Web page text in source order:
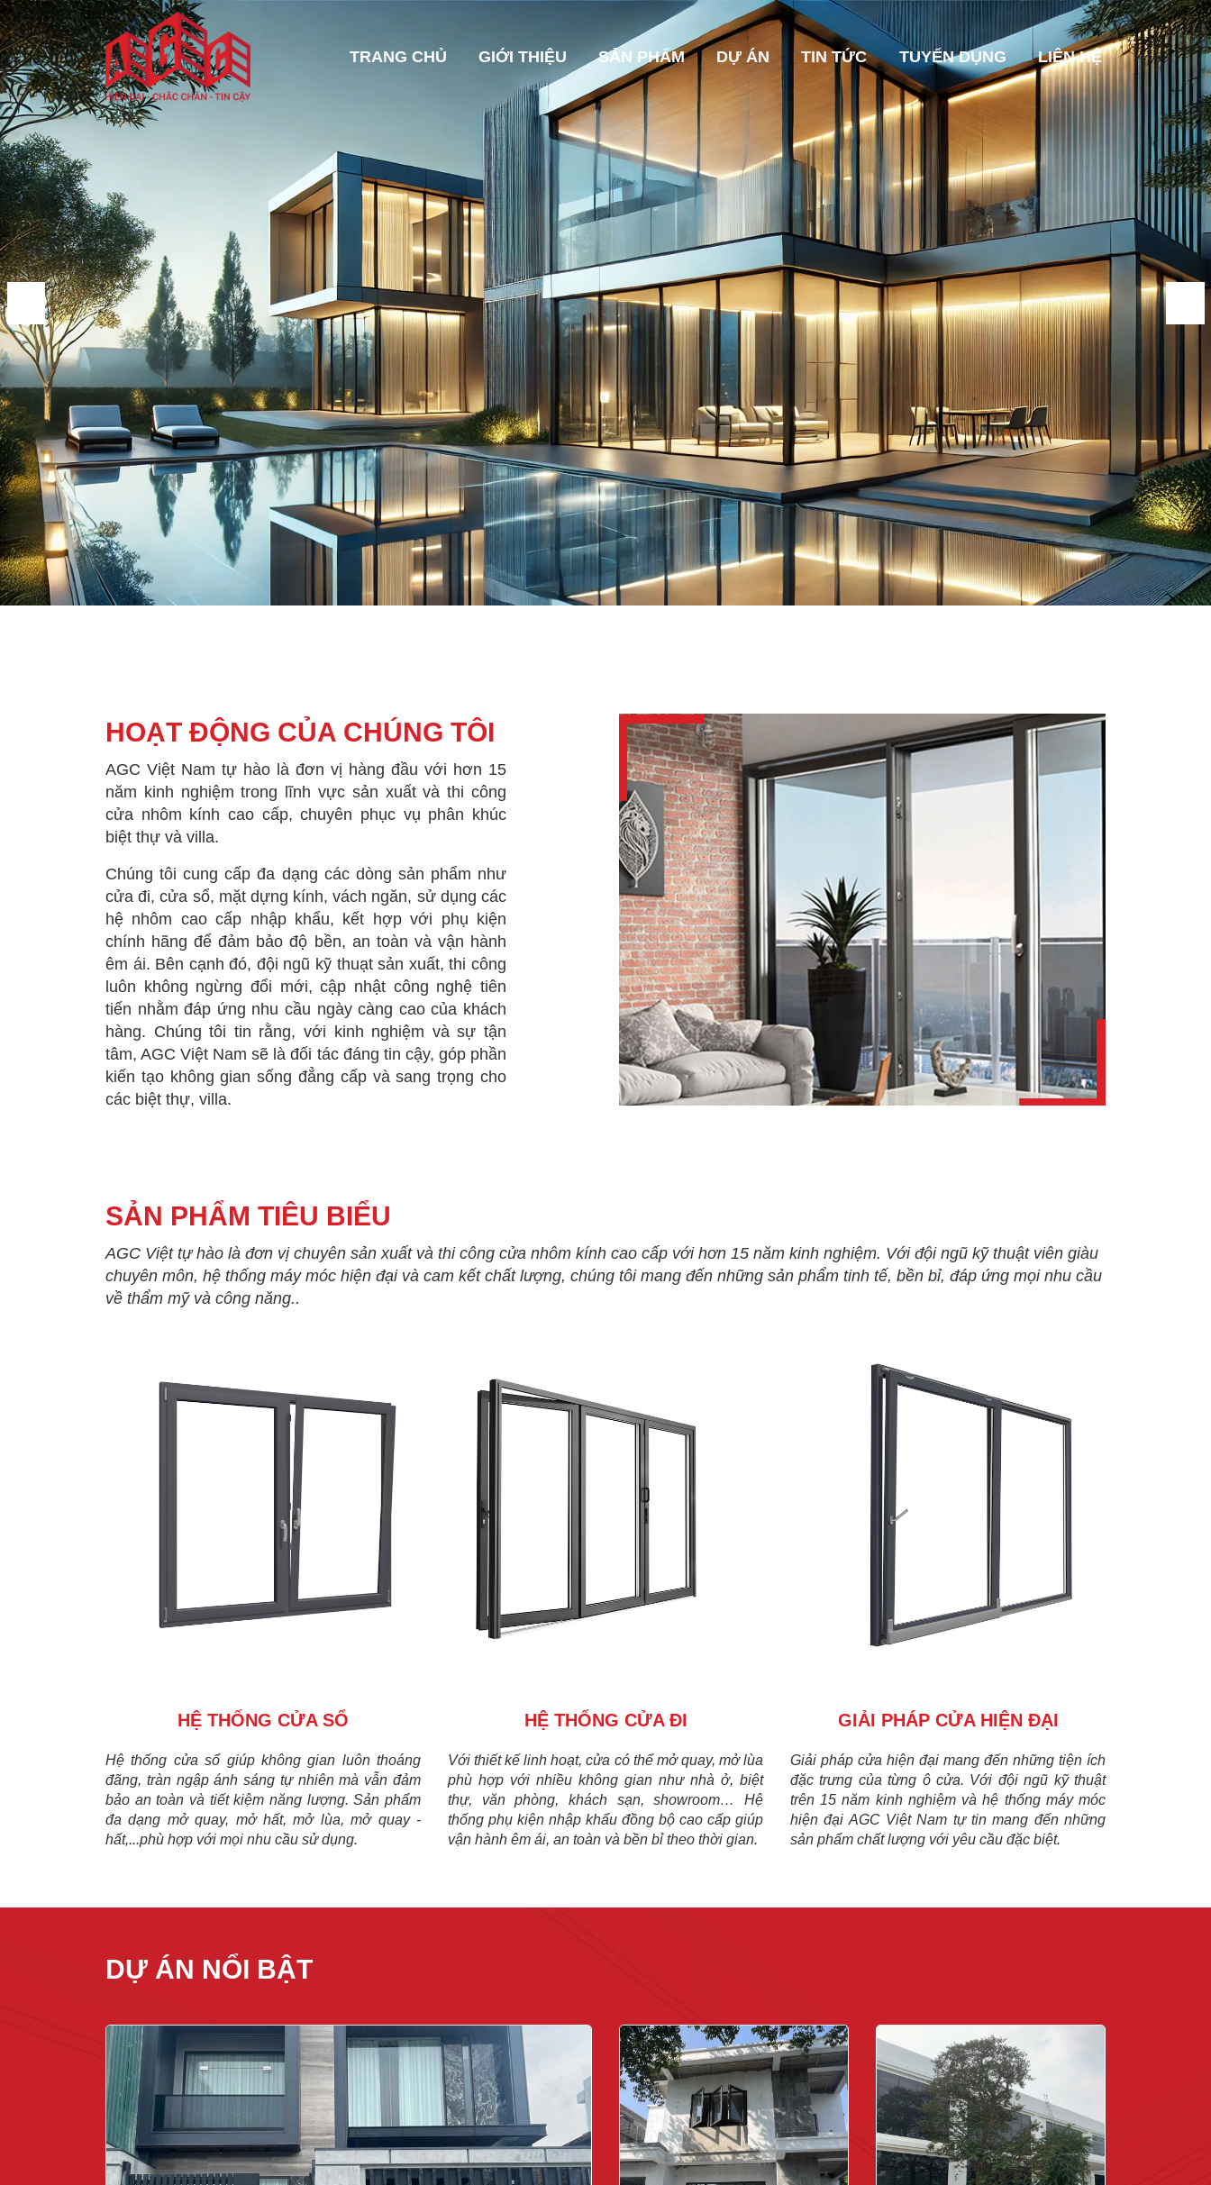
TRANG CHỦ GIỚI THIỆU SẢN PHẨM DỰ ÁN TIN TỨC TUYỂN DỤNG LIÊN HỆ
HOẠT ĐỘNG CỦA CHÚNG TÔI
AGC Việt Nam tự hào là đơn vị hàng đầu với hơn 15
năm kinh nghiệm trong lĩnh vực sản xuất và thi công
cửa nhôm kính cao cấp, chuyên phục vụ phân khúc
biệt thự và villa.
Chúng tôi cung cấp đa dạng các dòng sản phẩm như
cửa đi, cửa sổ, mặt dựng kính, vách ngăn, sử dụng các
hệ nhôm cao cấp nhập khẩu, kết hợp với phụ kiện
chính hãng để đảm bảo độ bền, an toàn và vận hành
êm ái. Bên cạnh đó, đội ngũ kỹ thuạt sản xuất, thi công
luôn không ngừng đổi mới, cập nhật công nghệ tiên
tiến nhằm đáp ứng nhu cầu ngày càng cao của khách
hàng. Chúng tôi tin rằng, với kinh nghiệm và sự tận
tâm, AGC Việt Nam sẽ là đối tác đáng tin cậy, góp phần
kiến tạo không gian sống đẳng cấp và sang trọng cho
các biệt thự, villa.
SẢN PHẨM TIÊU BIỂU
AGC Việt tự hào là đơn vị chuyên sản xuất và thi công cửa nhôm kính cao cấp với hơn 15 năm kinh nghiệm. Với đội ngũ kỹ thuật viên giàu
chuyên môn, hệ thống máy móc hiện đại và cam kết chất lượng, chúng tôi mang đến những sản phẩm tinh tế, bền bỉ, đáp ứng mọi nhu cầu
về thẩm mỹ và công năng..
HỆ THỐNG CỬA SỔ
Hệ thống cửa sổ giúp không gian luôn thoáng
đãng, tràn ngập ánh sáng tự nhiên mà vẫn đảm
bảo an toàn và tiết kiệm năng lượng. Sản phẩm
đa dạng mở quay, mở hất, mở lùa, mở quay -
hất,...phù hợp với mọi nhu cầu sử dụng.
HỆ THỐNG CỬA ĐI
Với thiết kế linh hoạt, cửa có thể mở quay, mở lùa
phù hợp với nhiều không gian như nhà ở, biệt
thự, văn phòng, khách sạn, showroom… Hệ
thống phụ kiện nhập khẩu đồng bộ cao cấp giúp
vận hành êm ái, an toàn và bền bỉ theo thời gian.
GIẢI PHÁP CỬA HIỆN ĐẠI
Giải pháp cửa hiện đại mang đến những tiện ích
đặc trưng của từng ô cửa. Với đội ngũ kỹ thuật
trên 15 năm kinh nghiệm và hệ thống máy móc
hiện đại AGC Việt Nam tự tin mang đến những
sản phẩm chất lượng với yêu cầu đặc biệt.
DỰ ÁN NỔI BẬT